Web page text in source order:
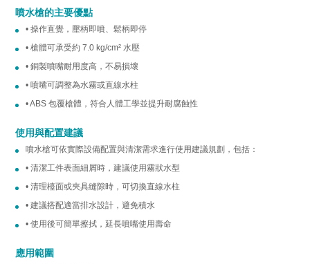
噴水槍的主要優點
• 操作直覺，壓柄即噴、鬆柄即停
• 槍體可承受約 7.0 kg/cm² 水壓
• 銅製噴嘴耐用度高，不易損壞
• 噴嘴可調整為水霧或直線水柱
• ABS 包覆槍體，符合人體工學並提升耐腐蝕性
使用與配置建議
噴水槍可依實際設備配置與清潔需求進行使用建議規劃，包括：
• 清潔工件表面細屑時，建議使用霧狀水型
• 清理檯面或夾具縫隙時，可切換直線水柱
• 建議搭配適當排水設計，避免積水
• 使用後可簡單擦拭，延長噴嘴使用壽命
應用範圍